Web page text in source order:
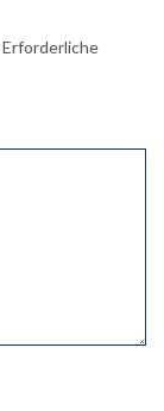
Erforderliche